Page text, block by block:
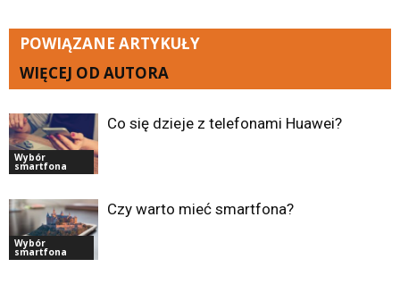
POWIĄZANE ARTYKUŁY
WIĘCEJ OD AUTORA
Wybór
smartfona
Co się dzieje z telefonami Huawei?
Wybór
smartfona
Czy warto mieć smartfona?